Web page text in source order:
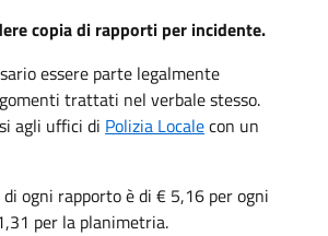
copia di rapporti per incidente.
essere parte legalmente
trattati nel verbale stesso.
agli uffici di Polizia Localecon un
ogni rapporto è di € 5,16 per ogni
per la planimetria.